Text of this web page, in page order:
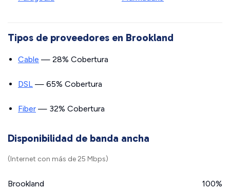
Tipos de proveedores en Brookland
Cable — 28% Cobertura
DSL — 65% Cobertura
Fiber — 32% Cobertura
Disponibilidad de banda ancha
(Internet con más de 25 Mbps)
Brookland 100%